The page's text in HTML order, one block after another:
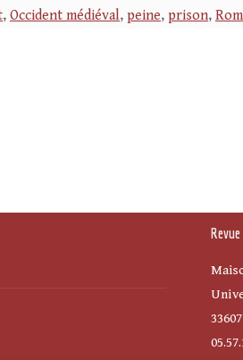
, Occident médiéval, peine, prison,